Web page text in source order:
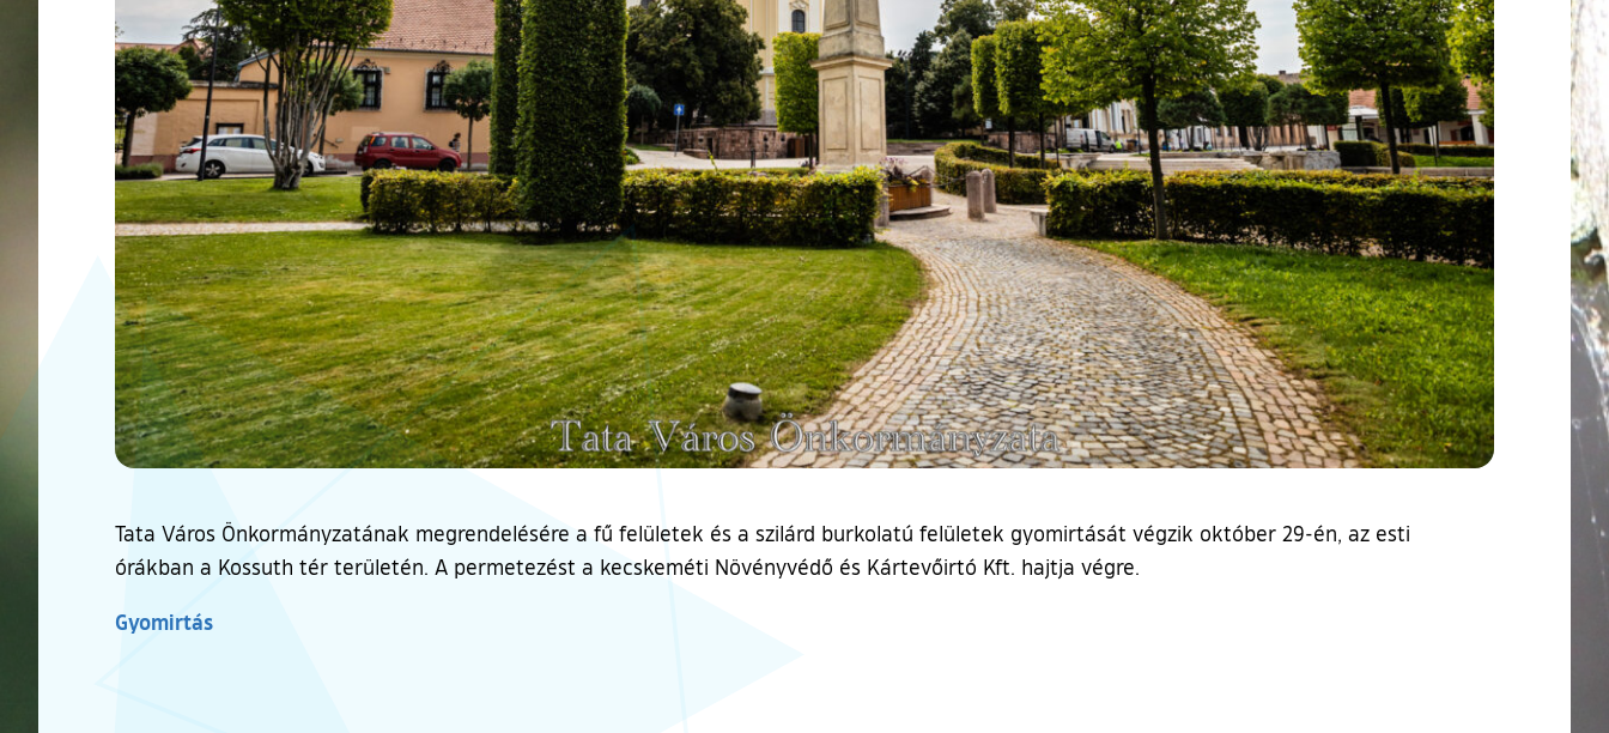
Tata Város Önkormányzatának megrendelésére a fű felületek és a szilárd burkolatú felületek gyomirtását végzik október 29-én, az esti
órákban a Kossuth tér területén. A permetezést a kecskeméti Növényvédő és Kártevőirtó Kft. hajtja végre.
Gyomirtás